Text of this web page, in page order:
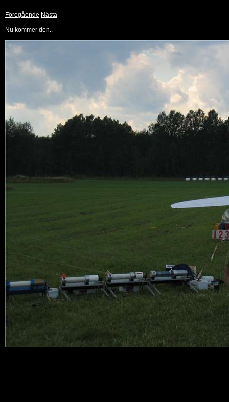
Föregående Nästa
Nu kommer den..